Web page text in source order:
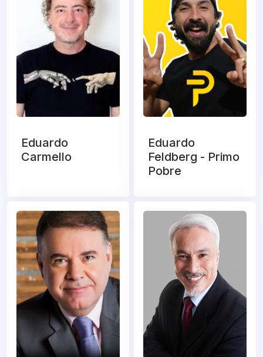
Eduardo
Carmello
Eduardo
Feldberg - Primo
Pobre